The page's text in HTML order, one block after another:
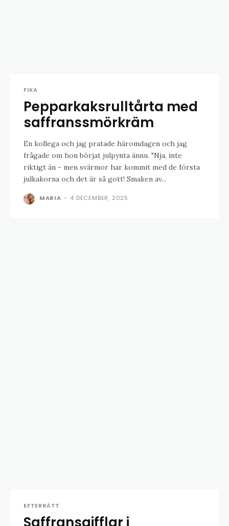
FIKA
Pepparkaksrulltårta med
saffranssmörkräm
En kollega och jag pratade häromdagen och jag
frågade om hon börjat julpynta ännu. "Nja, inte
riktigt än - men svärmor har kommit med de första
julkakorna och det är så gott! Smaken av...
MARIA - 4 DECEMBER, 2025
EFTERRÄTT